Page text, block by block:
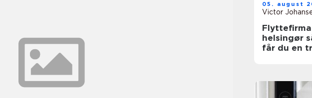
05. august
Victor
Flyttefirma
helsingør sådan
får du en